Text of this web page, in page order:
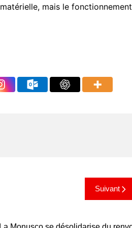
mais le fonctionnement
Suivant